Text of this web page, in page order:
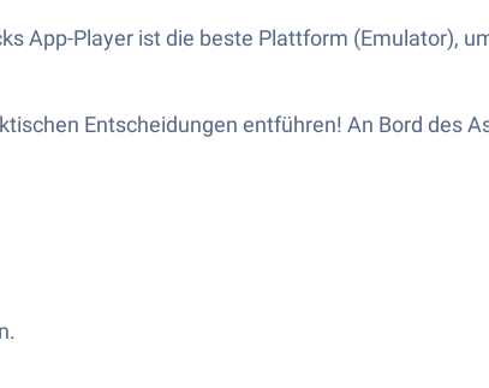
App-Player ist die beste Plattform (Emulator),
Entscheidungen entführen! An Bord des